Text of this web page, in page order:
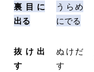
裏目に
出る
うらめ
にでる
抜け出
す
ぬけだ
す